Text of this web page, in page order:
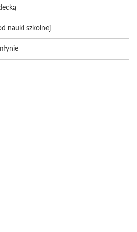
nauki szkolnej